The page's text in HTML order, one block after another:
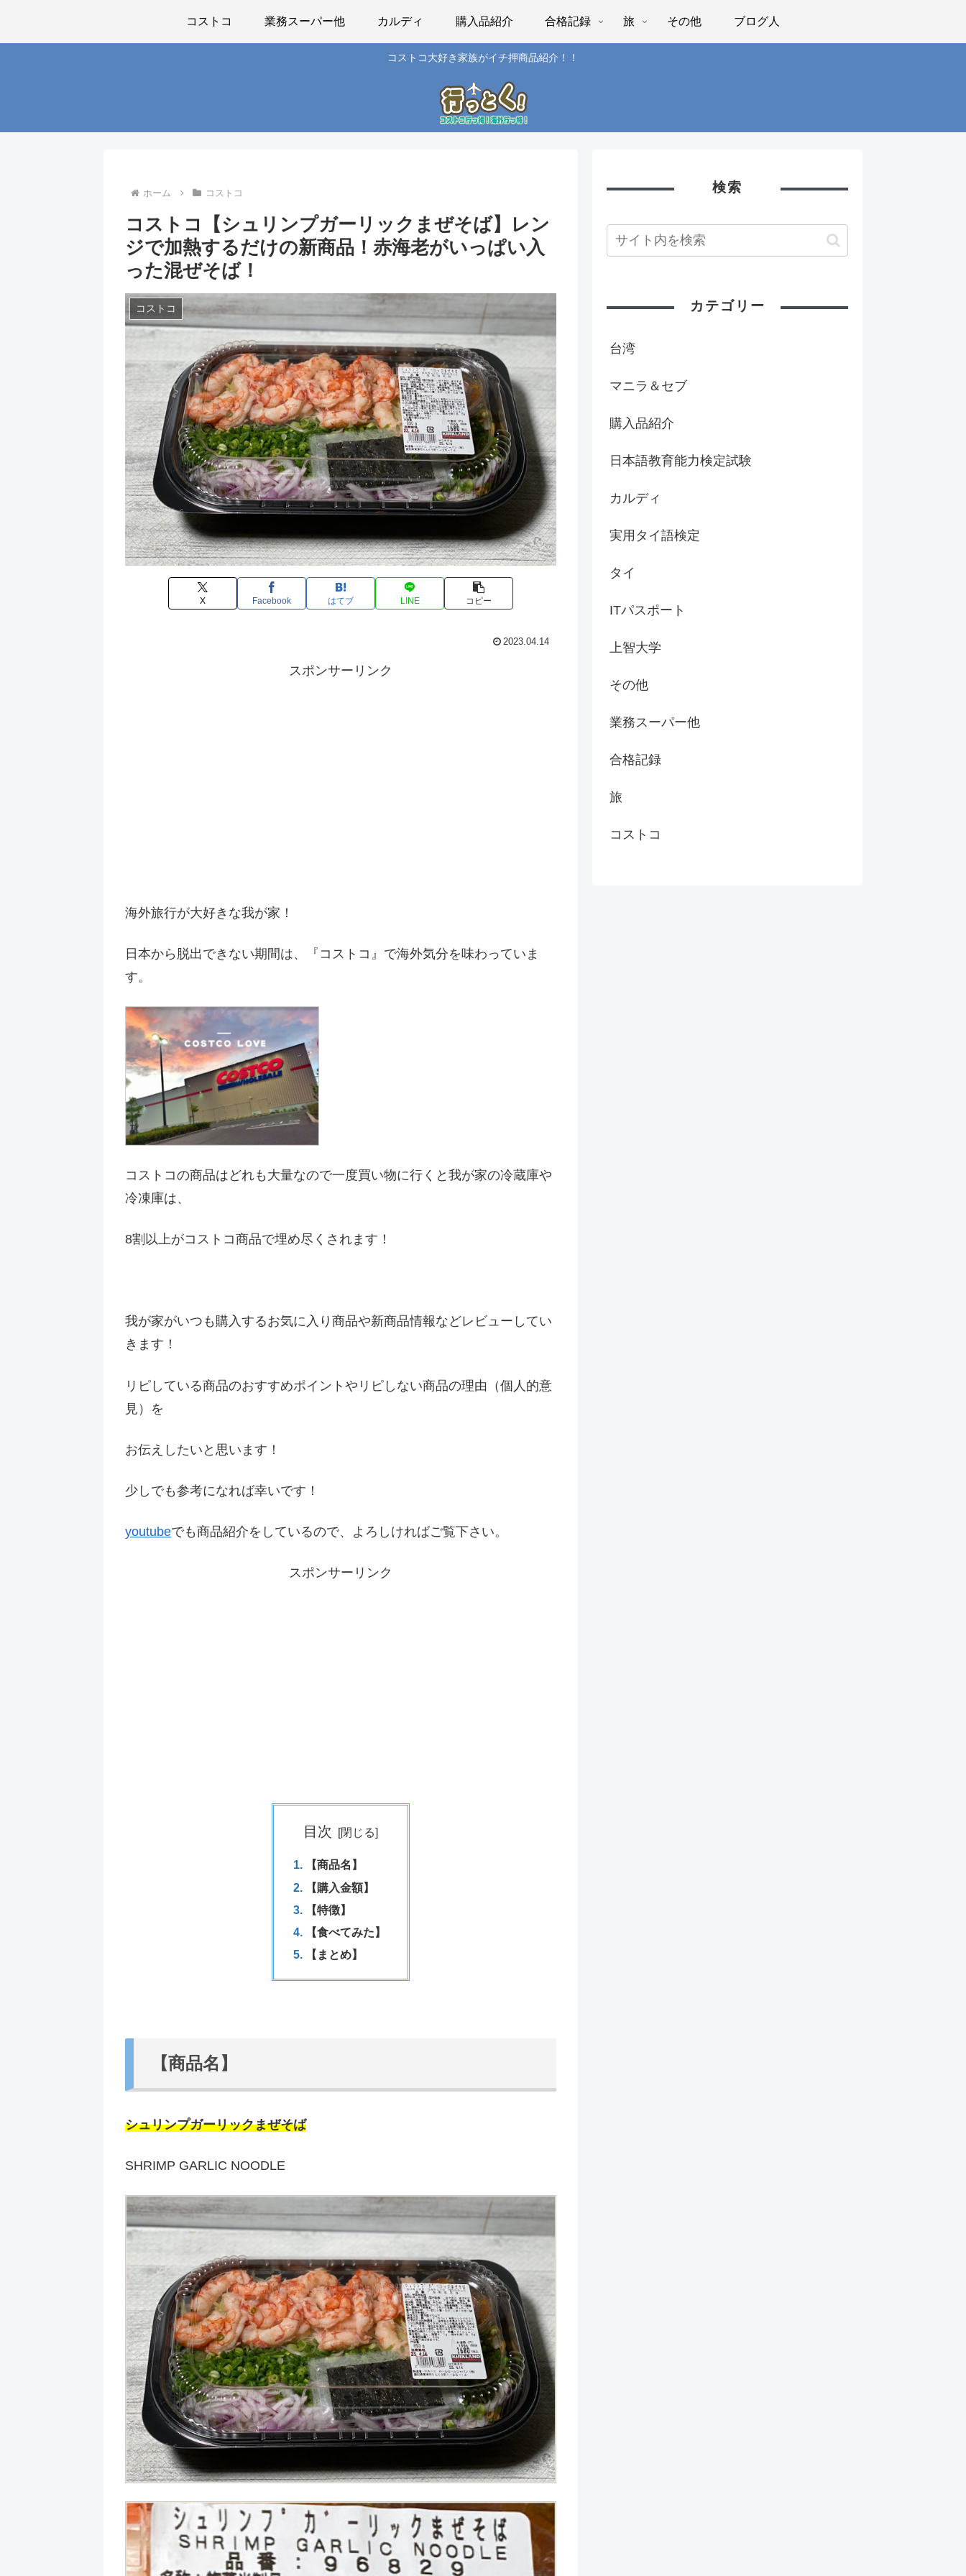
コストコ大好き家族がイチ押商品紹介！！
コストコ 業務スーパー他 カルディ 購入品紹介 合格記録 旅 その他 ブログ人
ホーム コストコ
コストコ【シュリンプガーリックまぜそば】レン
ジで加熱するだけの新商品！赤海老がいっぱい入
った混ぜそば！
コストコ
X Facebook はてブ LINE コピー
2023.04.14
スポンサーリンク
海外旅行が大好きな我が家！
日本から脱出できない期間は、『コストコ』 で海外気分を味わっていま
す。
コストコの商品はどれも大量なので一度買い物に行くと我が家の冷蔵庫や
冷凍庫は、
8割以上がコストコ商品で埋め尽くされます！
我が家がいつも購入するお気に入り商品や新商品情報などレビューしてい
きます！
リピしている商品のおすすめポイントやリピしない商品の理由（個人的意
見）を
お伝えしたいと思います！
少しでも参考になれば幸いです！
youtubeでも商品紹介をしているので、よろしければご覧下さい。
スポンサーリンク
目次
【商品名】
【購入金額】
【特徴】
【食べてみた】
【まとめ】
【商品名】
シュリンプガーリックまぜそば
SHRIMP GARLIC NOODLE
検索
カテゴリー
台湾
マニラ＆セブ
購入品紹介
日本語教育能力検定試験
カルディ
実用タイ語検定
タイ
ITパスポート
上智大学
その他
業務スーパー他
合格記録
旅
コストコ